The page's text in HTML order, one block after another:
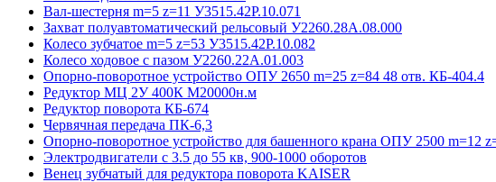
Вал-шестерня m=5 z=11 У3515.42Р.10.071
Захват полуавтоматический рельсовый У2260.28А.08.000
Колесо зубчатое m=5 z=53 У3515.42Р.10.082
Колесо ходовое с пазом У2260.22А.01.003
Опорно-поворотное устройство ОПУ 2650 m=25 z=84 48 отв. КБ-404.4
Редуктор МЦ 2У 400К М20000н.м
Редуктор поворота КБ-674
Червячная передача ПК-6,3
Опорно-поворотное устройство для башенного крана ОПУ 2500 m=12
Электродвигатели с 3.5 до 55 кв, 900-1000 оборотов
Венец зубчатый для редуктора поворота KAISER